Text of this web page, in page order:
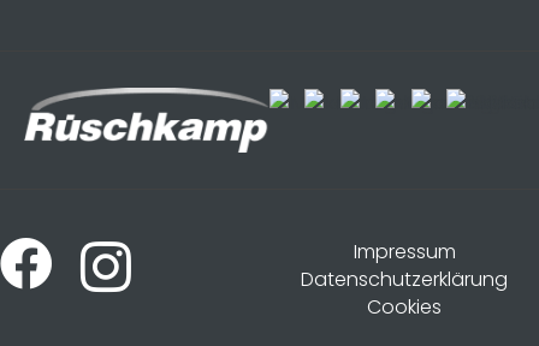
Impressum
Datenschutzerklärung
Cookies